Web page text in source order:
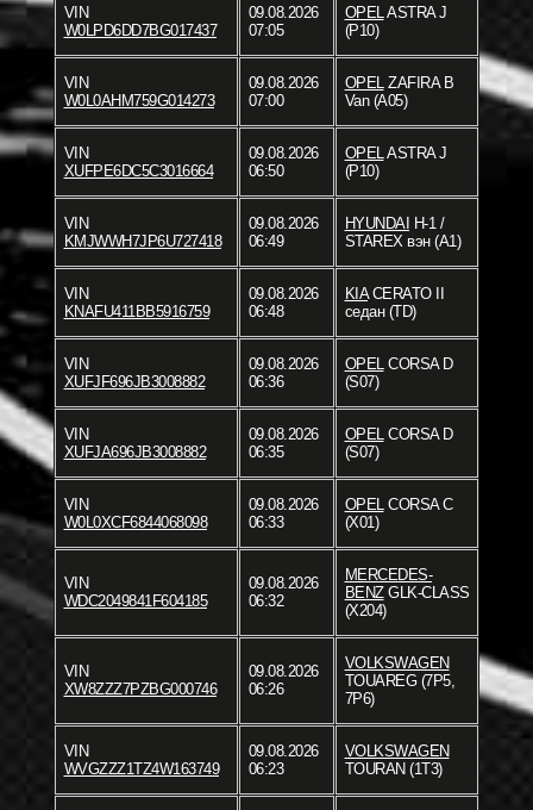
VIN
W0LPD6DD7BG017437
09.08.2026
07:05
OPELASTRA J
(P10)
VIN
W0L0AHM759G014273
09.08.2026
07:00
OPELZAFIRA B
Van (A05)
VIN
XUFPE6DC5C3016664
09.08.2026
06:50
OPELASTRA J
(P10)
VIN
KMJWWH7JP6U727418
09.08.2026
06:49
HYUNDAI H-1 /
STAREX вэн (A1)
VIN
KNAFU411BB5916759
09.08.2026
06:48
KIACERATO II
седан (TD)
VIN
XUFJF696JB3008882
09.08.2026
06:36
OPELCORSA D
(S07)
VIN
XUFJA696JB3008882
09.08.2026
06:35
OPELCORSA D
(S07)
VIN
W0L0XCF6844068098
09.08.2026
06:33
OPELCORSA C
(X01)
VIN
WDC2049841F604185
09.08.2026
06:32
MERCEDES-
BENZGLK-CLASS
(X204)
VIN
XW8ZZZ7PZBG000746
09.08.2026
06:26
VOLKSWAGEN
TOUAREG (7P5,
7P6)
VIN
WVGZZZ1TZ4W163749
09.08.2026
06:23
VOLKSWAGEN
TOURAN (1T3)